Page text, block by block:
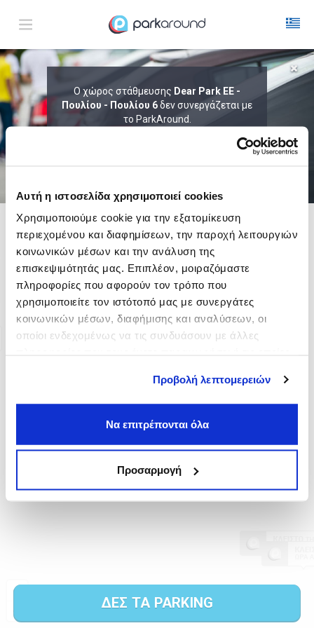
Αυτή η ιστοσελίδα χρησιμοποιεί cookies
Χρησιμοποιούμε cookie για την εξατομίκευση
περιεχομένου και διαφημίσεων, την παροχή λειτουργιών
κοινωνικών μέσων και την ανάλυση της
επισκεψιμότητάς μας. Επιπλέον, μοιραζόμαστε
πληροφορίες που αφορούν τον τρόπο που
χρησιμοποιείτε τον ιστότοπό μας με συνεργάτες
κοινωνικών μέσων, διαφήμισης και αναλύσεων, οι
οποίοι ενδεχομένως να τις συνδυάσουν με άλλες
Προβολή λεπτομερειών
Να επιτρέπονται όλα
Προσαρμογή
Ο χώρος στάθμευσης Dear Park EE -
Πουλίου - Πουλίου 6δεν συνεργάζεται με
το ParkAround.
ΤΟ PARKAROUND ΕΠΕΚΤΕΙΝΕΙ ΣΥΝΕΧΩΣ
Δες τώρα τα parking στο χάρτη και σύγκρινετιμή
καιαπόσταση
ΔΕΣ ΤΑ PARKING
ΑΠΟΤΕΛΕΣΜΑΤΑ ΓΙΑ:
ΑΦΙΞΗ Κυρ 09 Αυγ 03:00 ΔΙΑΡΚΕΙΑ 1